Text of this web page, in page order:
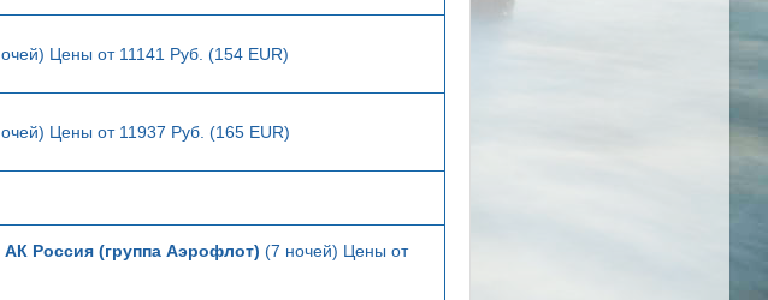
Цены от 11141 Руб. (154 EUR)
Цены от 11937 Руб. (165 EUR)
АК Россия (группа Аэрофлот) (7 ночей) Цены от